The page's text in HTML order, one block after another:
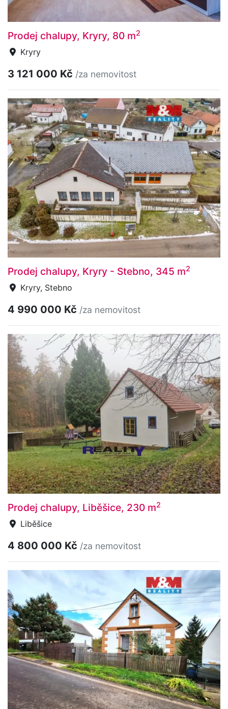
Prodej chalupy, Kryry, 80 m2
Kryry
3 121 000 Kč /za nemovitost
Prodej chalupy, Kryry - Stebno, 345 m2
Kryry, Stebno
4 990 000 Kč /za nemovitost
Prodej chalupy, Liběšice, 230 m2
Liběšice
4 800 000 Kč /za nemovitost